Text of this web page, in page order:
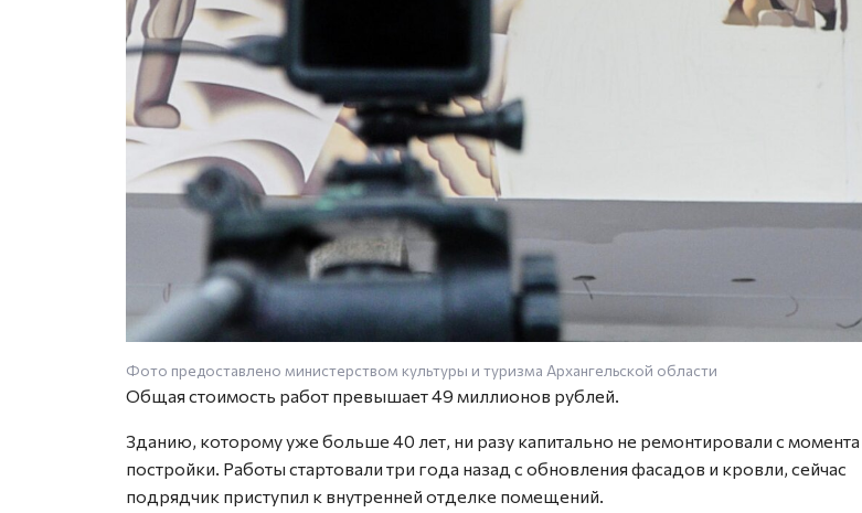
Фото предоставлено министерством культуры и туризма Архангельской области
Общая стоимость работ превышает 49 миллионов рублей.
Зданию, которому уже больше 40 лет, ни разу капитально не ремонтировали с момента
постройки. Работы стартовали три года назад с обновления фасадов и кровли, сейчас
подрядчик приступил к внутренней отделке помещений.